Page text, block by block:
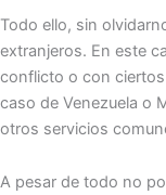
Todo ello, sin
extranjeros. En este
conflicto o con
caso de Venezuela o
otros servicios
A pesar de todo no